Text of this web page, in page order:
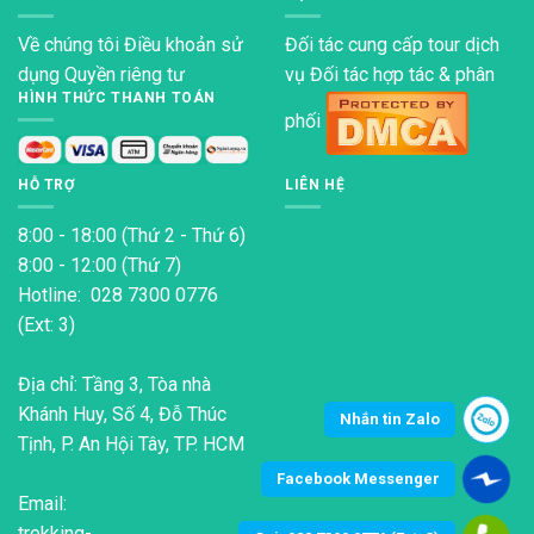
Về chúng tôi Điều khoản sử
dụng Quyền riêng tư
HÌNH THỨC THANH TOÁN
Đối tác cung cấp tour dịch
vụ Đối tác hợp tác & phân
phối
HỖ TRỢ
8:00 - 18:00 (Thứ 2 - Thứ 6)
8:00 - 12:00 (Thứ 7)
Hotline: 028 7300 0776
(Ext: 3)
Địa chỉ: Tầng 3, Tòa nhà
Khánh Huy, Số 4, Đỗ Thúc
Tịnh, P. An Hội Tây, TP. HCM
Email:
LIÊN HỆ
Nhắn tin Zalo
Facebook Messenger